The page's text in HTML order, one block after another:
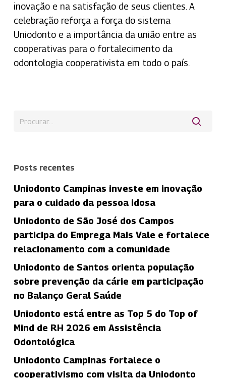
inovação e na satisfação de seus clientes. A
celebração reforça a força do sistema
Uniodonto e a importância da união entre as
cooperativas para o fortalecimento da
odontologia cooperativista em todo o país.
Posts recentes
Uniodonto Campinas investe em inovação
para o cuidado da pessoa idosa
Uniodonto de São José dos Campos
participa do Emprega Mais Vale e fortalece
relacionamento com a comunidade
Uniodonto de Santos orienta população
sobre prevenção da cárie em participação
no Balanço Geral Saúde
Uniodonto está entre as Top 5 do Top of
Mind de RH 2026 em Assistência
Odontológica
Uniodonto Campinas fortalece o
cooperativismo com visita da Uniodonto